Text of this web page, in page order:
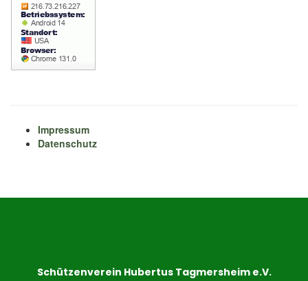
Impressum
Datenschutz
Schützenverein Hubertus Tagmersheim e.V.